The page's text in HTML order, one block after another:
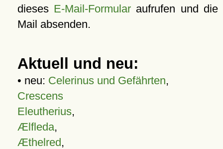
dieses E-Mail-Formular aufrufen und die
Mail absenden.
Aktuell und neu:
• neu: Celerinus und Gefährten,
Crescens
Eleutherius,
Ælfleda,
Æthelred,